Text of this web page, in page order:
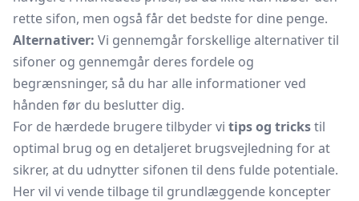
rette sifon, men også får det bedste for dine penge.
Alternativer: Vi gennemgår forskellige alternativer til
sifoner og gennemgår deres fordele og
begrænsninger, så du har alle informationer ved
hånden før du beslutter dig.
For de hærdede brugere tilbyder vi tips og trickstil
optimal brug og en detaljeret brugsvejledning for at
sikrer, at du udnytter sifonen til dens fulde potentiale.
Her vil vi vende tilbage til grundlæggende koncepter